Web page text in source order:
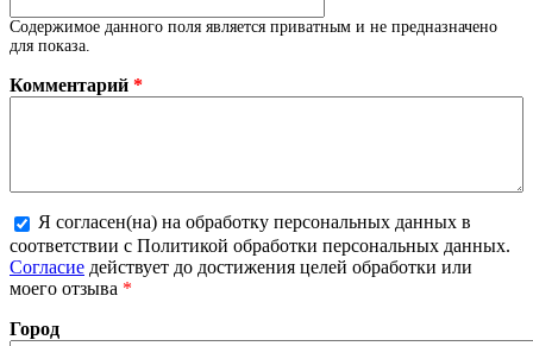
Содержимое данного поля является приватным и не предназначено
для показа.
Комментарий *
Более подробная информация о текстовых форматах
Я согласен(на) на обработку персональных данных в
соответствии с Политикой обработки персональных данных.
Согласие действует до достижения целей обработки или
моего отзыва *
Город